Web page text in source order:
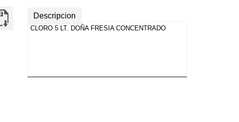
Descripcion
CLORO 5 LT. DOÑA FRESIA CONCENTRADO